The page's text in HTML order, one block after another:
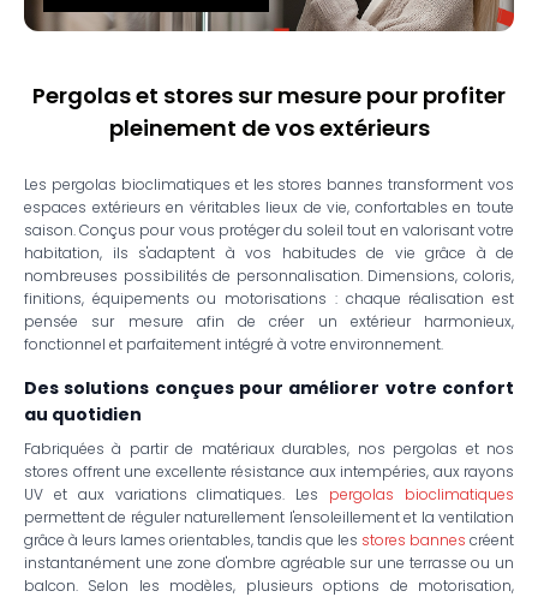
Pergolas et stores sur mesure pour profiter
pleinement de vos extérieurs
Les pergolas bioclimatiques et les stores bannes transforment vos
espaces extérieurs en véritables lieux de vie, confortables en toute
saison. Conçus pour vous protéger du soleil tout en valorisant votre
habitation, ils s'adaptent à vos habitudes de vie grâce à de
nombreuses possibilités de personnalisation. Dimensions, coloris,
finitions, équipements ou motorisations : chaque réalisation est
pensée sur mesure afin de créer un extérieur harmonieux,
fonctionnel et parfaitement intégré à votre environnement.
Des solutions conçues pour améliorer votre confort
au quotidien
Fabriquées à partir de matériaux durables, nos pergolas et nos
stores offrent une excellente résistance aux intempéries, aux rayons
UV et aux variations climatiques. Les pergolas bioclimatiques
permettent de réguler naturellement l'ensoleillement et la ventilation
grâce à leurs lames orientables, tandis que les stores bannes créent
instantanément une zone d'ombre agréable sur une terrasse ou un
balcon. Selon les modèles, plusieurs options de motorisation,